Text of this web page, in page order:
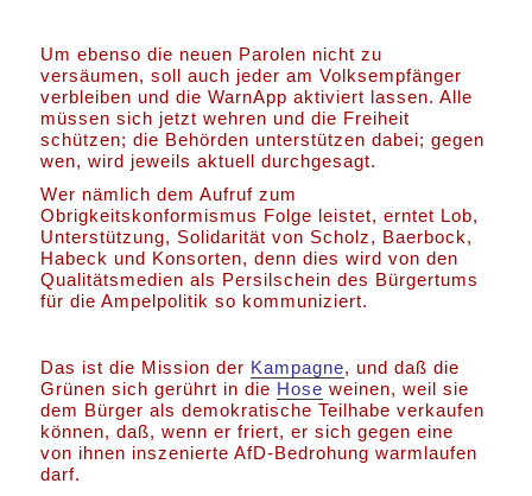
Um ebenso die neuen Parolen nicht zu
versäumen, soll auch jeder am Volksempfänger
verbleiben und die WarnApp aktiviert lassen. Alle
müssen sich jetzt wehren und die Freiheit
schützen; die Behörden unterstützen dabei; gegen
wen, wird jeweils aktuell durchgesagt.
Wer nämlich dem Aufruf zum
Obrigkeitskonformismus Folge leistet, erntet Lob,
Unterstützung, Solidarität von Scholz, Baerbock,
Habeck und Konsorten, denn dies wird von den
Qualitätsmedien als Persilschein des Bürgertums
für die Ampelpolitik so kommuniziert.
Das ist die Mission der Kampagne, und daß die
Grünen sich gerührt in die Hose weinen, weil sie
dem Bürger als demokratische Teilhabe verkaufen
können, daß, wenn er friert, er sich gegen eine
von ihnen inszenierte AfD-Bedrohung warmlaufen
darf.